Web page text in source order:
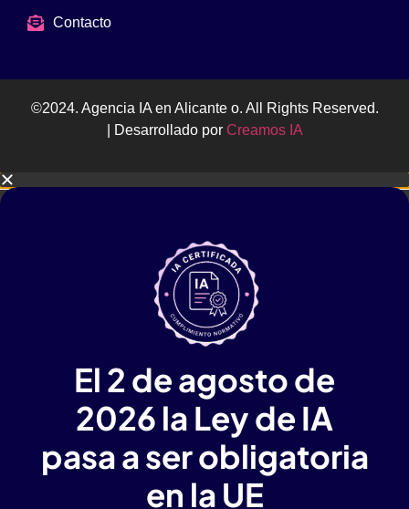
Contacto
©2024. Agencia IA en Alicante o. All Rights Reserved.
| Desarrollado por Creamos IA
El 2 de agosto de
2026 la Ley de IA
pasa a ser obligatoria
en la UE